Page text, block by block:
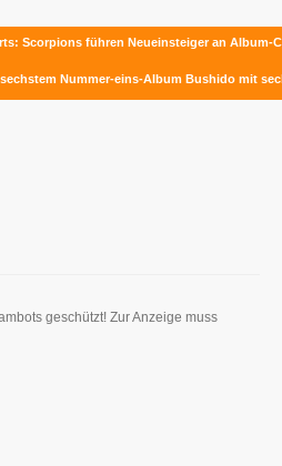
Scorpions führen Neueinsteiger an Album-
Nummer-eins-Album Bushido mit
geschützt! Zur Anzeige muss